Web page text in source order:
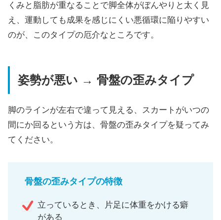
くみと脂肪が重なることで脚全体がぼんやりと太く見
え、運動しても成果を感じにくい悪循環に陥りやすい
のが、このタイプの厄介なところです。
姿勢が悪い → 骨盤の歪みタイプ
脚のラインが左右で違って見える、スカートがいつの
間にか回るという方は、骨盤の歪みタイプを疑ってみ
てください。
骨盤の歪みタイプの特徴
立っているとき、片足に体重をかける癖
がある